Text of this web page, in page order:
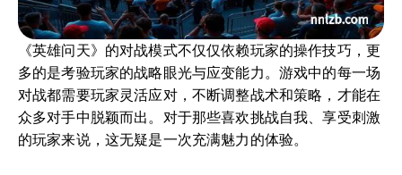
《英雄问天》的对战模式不仅仅依赖玩家的操作技巧，更
多的是考验玩家的战略眼光与应变能力。游戏中的每一场
对战都需要玩家灵活应对，不断调整战术和策略，才能在
众多对手中脱颖而出。对于那些喜欢挑战自我、享受刺激
的玩家来说，这无疑是一次充满魅力的体验。